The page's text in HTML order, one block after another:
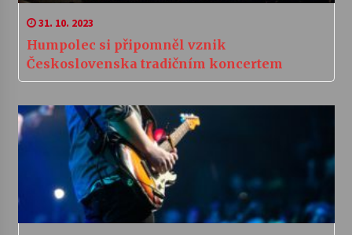
31. 10. 2023
Humpolec si připomněl vznik
Československa tradičním koncertem